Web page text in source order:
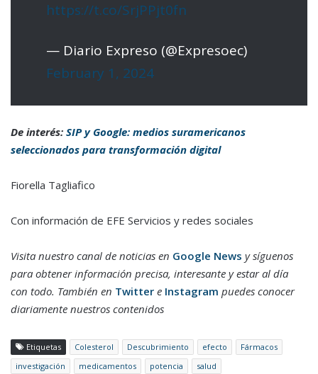
https://t.co/SrjPPjt0fn
— Diario Expreso (@Expresoec)
February 1, 2024
De interés: SIP y Google: medios suramericanos
seleccionados para transformación digital
Fiorella Tagliafico
Con información de EFE Servicios y redes sociales
Visita nuestro canal de noticias en Google News y síguenos
para obtener información precisa, interesante y estar al día
con todo. También en Twitter e Instagram puedes conocer
diariamente nuestros contenidos
Etiquetas Colesterol Descubrimiento efecto
Fármacos
investigación
medicamentos potencia salud